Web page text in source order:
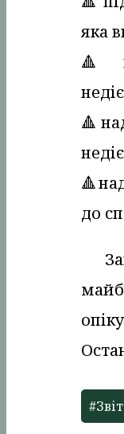
яка
🔺️
до